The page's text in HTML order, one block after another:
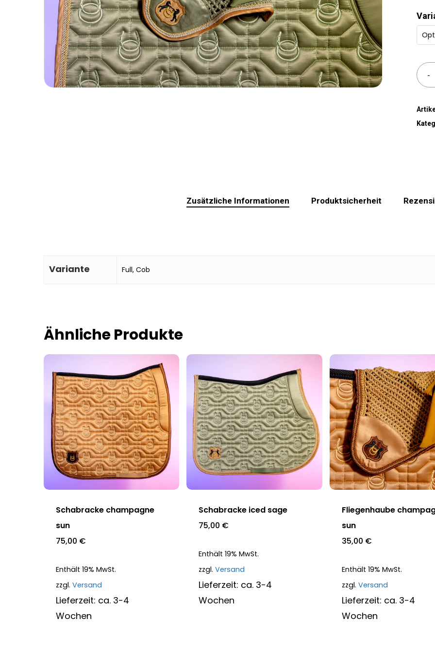
Zusätzliche Informationen Produktsicherheit
Variante Full, Cob
Ähnliche Produkte
Dieses
Produkt
mehrere
Varianten
auf.
Optionen
können
auf
der
Schabracke champagne
sun
75,00 €
Enthält 19% MwSt.
zzgl. Versand
Lieferzeit: ca. 3-4
Wochen
Dieses
Produkt
mehrere
Varianten
Die
Optionen
können
auf
Schabracke iced sage
75,00 €
Enthält 19% MwSt.
zzgl.Versand
Lieferzeit: ca. 3-4
Wochen
Dieses
Produkt
mehrere
Varianten
auf.
Optionen
können
auf
der
Fliegenhaube
sun
35,00 €
Enthält 19% MwSt.
zzgl. Versand
Lieferzeit: ca. 3-4
Wochen